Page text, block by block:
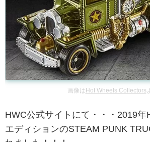
画像は Hot Wheels Collectors
HWC公式サイトにて・・・2019年
エディションのSTEAM PUNK